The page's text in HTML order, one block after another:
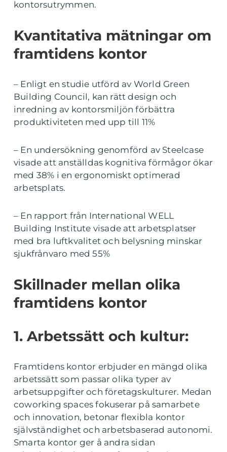
kontorsutrymmen.
Kvantitativa mätningar om
framtidens kontor
– Enligt en studie utförd av World Green
Building Council, kan rätt design och
inredning av kontorsmiljön förbättra
produktiviteten med upp till 11%
– En undersökning genomförd av Steelcase
visade att anställdas kognitiva förmågor ökar
med 38% i en ergonomiskt optimerad
arbetsplats.
– En rapport från International WELL
Building Institute visade att arbetsplatser
med bra luftkvalitet och belysning minskar
sjukfrånvaro med 55%
Skillnader mellan olika
framtidens kontor
1. Arbetssätt och kultur:
Framtidens kontor erbjuder en mängd olika
arbetssätt som passar olika typer av
arbetsuppgifter och företagskulturer. Medan
coworking spaces fokuserar på samarbete
och innovation, betonar flexibla kontor
självständighet och arbetsbaserad autonomi.
Smarta kontor ger å andra sidan